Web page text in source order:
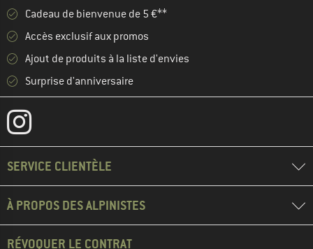
Cadeau de bienvenue de 5 €**
Accès exclusif aux promos
Ajout de produits à la liste d'envies
Surprise d'anniversaire
SERVICE CLIENTÈLE
À PROPOS DES ALPINISTES
RÉVOQUER LE CONTRAT